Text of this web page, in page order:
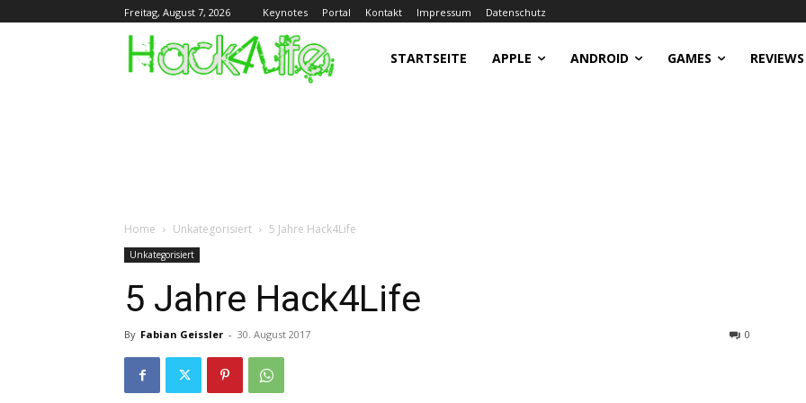
Freitag, August 7, 2026 Keynotes Portal Kontakt Impressum Datenschutz
STARTSEITE APPLE ANDROID GAMES REVIEWS
Home Unkategorisiert 5 Jahre Hack4Life
Unkategorisiert
5 Jahre Hack4Life
By Fabian Geissler - 30. August 2017 0